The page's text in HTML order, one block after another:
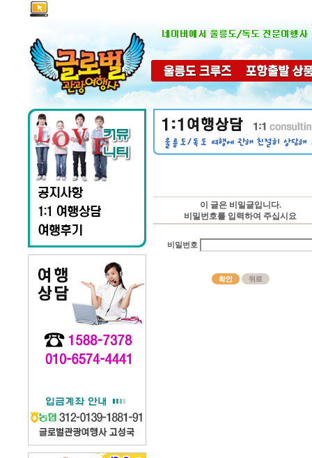
이 글은 비밀글입니다.
비밀번호를 입력하여 주십시요
비밀번호